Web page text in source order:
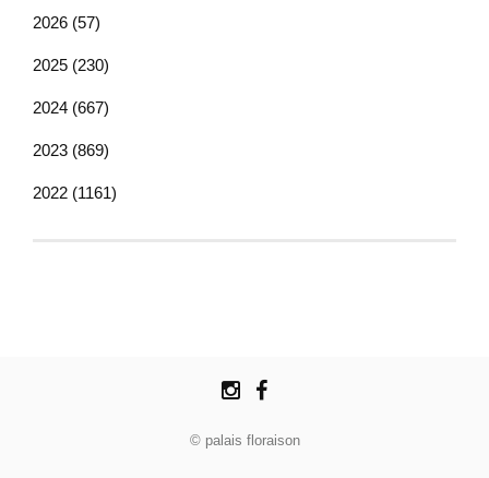
2026 (57)
2025 (230)
2024 (667)
2023 (869)
2022 (1161)
© palais floraison